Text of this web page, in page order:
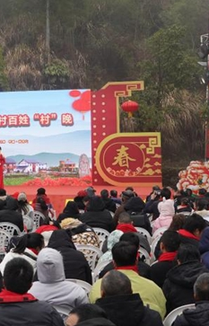
Italiano
Қазақ
ภาษาไ
Bahasa
Tiếng